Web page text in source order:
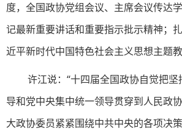
度，全国政协党组会议、主席会议传达
记最新重要讲话和重要指示批示精神；
近平新时代中国特色社会主义思想主题
许江说：“十四届全国政协自觉把
导和党中央集中统一领导贯穿到人民政
大政协委员紧紧围绕中共中央的各项决